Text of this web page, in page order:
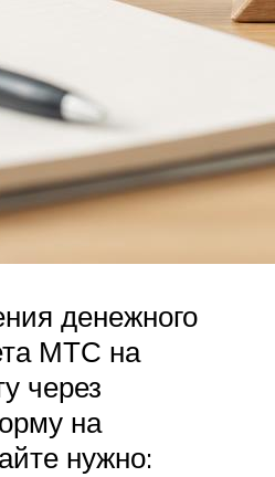
денежного
МТС на
через
на
нужно: